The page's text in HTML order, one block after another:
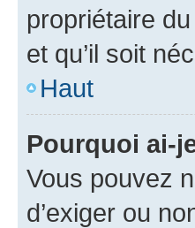
propriétaire
et qu’il soit
Haut
Pourquoi ai-
Vous pouvez
d’exiger ou